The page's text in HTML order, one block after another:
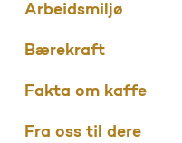
Arbeidsmiljø
Bærekraft
Fakta om kaffe
Fra oss til dere